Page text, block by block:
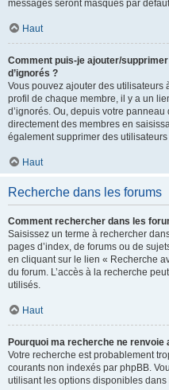
messages seront masqués par
Haut
Comment puis-je ajouter/
d’ignorés ?
Vous pouvez ajouter des utilisateurs
profil de chaque membre, il y a un
d’ignorés. Ou, depuis votre
directement des membres en
également supprimer des
Haut
Recherche dans les forums
Comment rechercher dans les
Saisissez un terme à rechercher
pages d’index, de forums ou de
en cliquant sur le lien « Recherche
du forum. L’accès à la recherche
utilisés.
Haut
Pourquoi ma recherche ne renvoie
Votre recherche est probablement
courants non indexés par phpBB.
utilisant les options disponibles